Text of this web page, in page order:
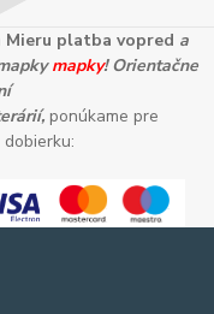
Mieru platba vopred a
mapky! Orientačne
ponúkame pre